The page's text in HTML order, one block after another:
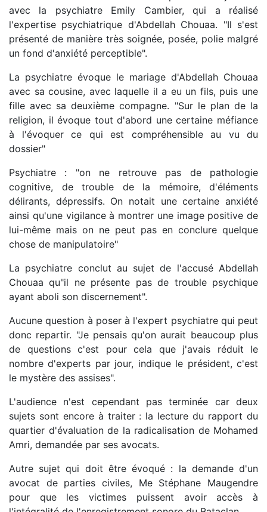
avec la psychiatre Emily Cambier, qui a réalisé
l'expertise psychiatrique d'Abdellah Chouaa. "Il s'est
présenté de manière très soignée, posée, polie malgré
un fond d'anxiété perceptible".
La psychiatre évoque le mariage d'Abdellah Chouaa
avec sa cousine, avec laquelle il a eu un fils, puis une
fille avec sa deuxième compagne. "Sur le plan de la
religion, il évoque tout d'abord une certaine méfiance
à l'évoquer ce qui est compréhensible au vu du
dossier"
Psychiatre : "on ne retrouve pas de pathologie
cognitive, de trouble de la mémoire, d'éléments
délirants, dépressifs. On notait une certaine anxiété
ainsi qu'une vigilance à montrer une image positive de
lui-même mais on ne peut pas en conclure quelque
chose de manipulatoire"
La psychiatre conclut au sujet de l'accusé Abdellah
Chouaa qu"il ne présente pas de trouble psychique
ayant aboli son discernement".
Aucune question à poser à l'expert psychiatre qui peut
donc repartir. "Je pensais qu'on aurait beaucoup plus
de questions c'est pour cela que j'avais réduit le
nombre d'experts par jour, indique le président, c'est
le mystère des assises".
L'audience n'est cependant pas terminée car deux
sujets sont encore à traiter : la lecture du rapport du
quartier d'évaluation de la radicalisation de Mohamed
Amri, demandée par ses avocats.
Autre sujet qui doit être évoqué : la demande d'un
avocat de parties civiles, Me Stéphane Maugendre
pour que les victimes puissent avoir accès à